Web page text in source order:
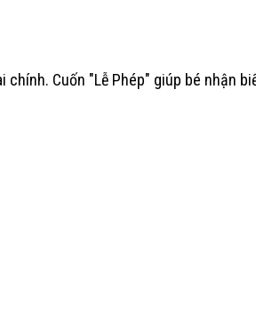
Cuốn "Lễ Phép" giúp bé nhận